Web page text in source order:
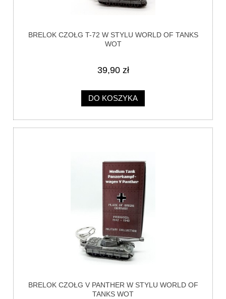
BRELOK CZOŁG T-72 W STYLU WORLD OF TANKS
WOT
39,90 zł
DO KOSZYKA
BRELOK CZOŁG V PANTHER W STYLU WORLD OF
TANKS WOT